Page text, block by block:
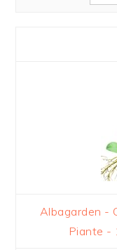
Albagarden -
Piante -